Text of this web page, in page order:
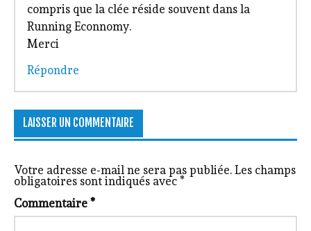
compris que la clée réside souvent dans la
Running Econnomy.
Merci
Répondre
LAISSER UN COMMENTAIRE
Votre adresse e-mail ne sera pas publiée. Les champs
obligatoires sont indiqués avec*
Commentaire*